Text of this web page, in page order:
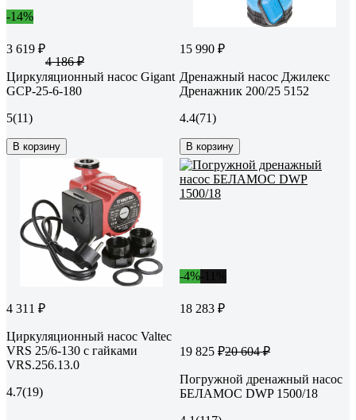
-14%
3 619 ₽
4 186 ₽
Циркуляционный насос Gigant
GСP-25-6-180
5(11)
В корзину
15 990 ₽
Дренажный насос Джилекс
Дренажник 200/25 5152
4.4(71)
В корзину
4 311 ₽
Циркуляционный насос Valtec
VRS 25/6-130 с гайками
VRS.256.13.0
4.7(19)
-4%
18 283 ₽
19 825 ₽20 604 ₽
Погружной дренажный насос
БЕЛАМОС DWP 1500/18